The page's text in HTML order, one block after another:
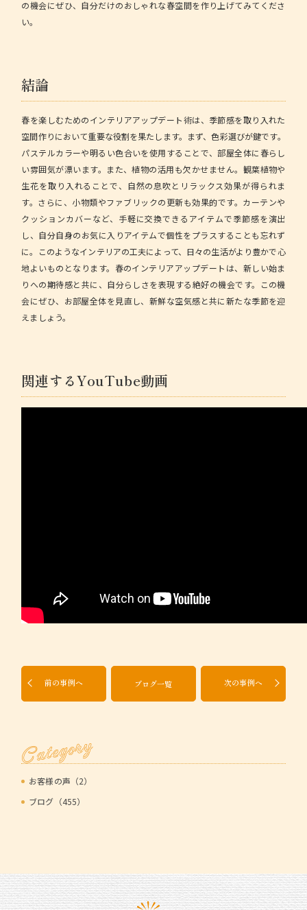
の機会にぜひ、自分だけのおしゃれな春空間を作り上げてみてくださ
い。
結論
春を楽しむためのインテリアアップデート術は、季節感を取り入れた
空間作りにおいて重要な役割を果たします。まず、色彩選びが鍵です。
パステルカラーや明るい色合いを使用することで、部屋全体に春らし
い雰囲気が漂います。また、植物の活用も欠かせません。観葉植物や
生花を取り入れることで、自然の息吹とリラックス効果が得られま
す。さらに、小物類やファブリックの更新も効果的です。カーテンや
クッションカバーなど、手軽に交換できるアイテムで季節感を演出
し、自分自身のお気に入りアイテムで個性をプラスすることも忘れず
に。このようなインテリアの工夫によって、日々の生活がより豊かで心
地よいものとなります。春のインテリアアップデートは、新しい始ま
りへの期待感と共に、自分らしさを表現する絶好の機会です。この機
会にぜひ、お部屋全体を見直し、新鮮な空気感と共に新たな季節を迎
えましょう。
関連するYouTube動画
前の事例へ ブログ一覧 次の事例へ
Category
お客様の声（2）
ブログ（455）